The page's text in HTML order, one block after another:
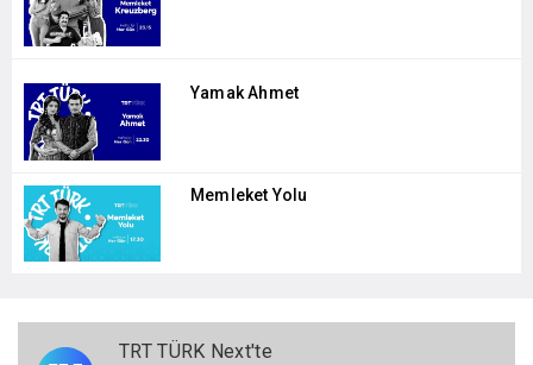
Yamak Ahmet
Memleket Yolu
TRT TÜRK Next'te